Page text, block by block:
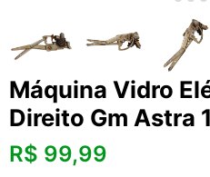
Máquina Vidro
Direito Gm Astra
R$ 99,99